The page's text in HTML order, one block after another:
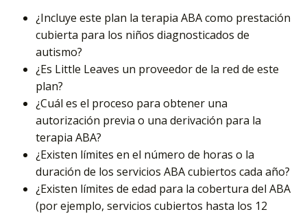
¿Incluye este plan la terapia ABA como prestación
cubierta para los niños diagnosticados de
autismo?
¿Es Little Leaves un proveedor de la red de este
plan?
¿Cuál es el proceso para obtener una
autorización previa o una derivación para la
terapia ABA?
¿Existen límites en el número de horas o la
duración de los servicios ABA cubiertos cada año?
¿Existen límites de edad para la cobertura del ABA
(por ejemplo, servicios cubiertos hasta los 12